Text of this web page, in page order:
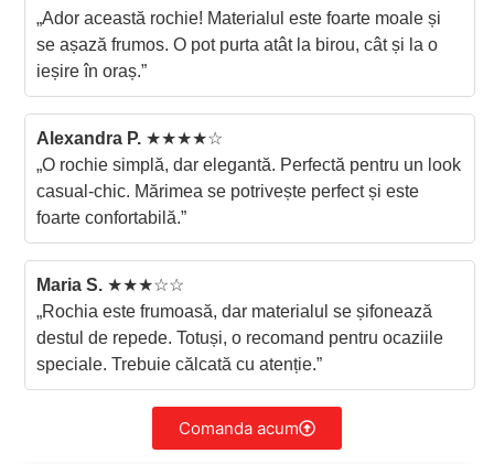
„Ador această rochie! Materialul este foarte moale și
se așază frumos. O pot purta atât la birou, cât și la o
ieșire în oraș.”
Alexandra P. ★★★★☆
„O rochie simplă, dar elegantă. Perfectă pentru un look
casual-chic. Mărimea se potrivește perfect și este
foarte confortabilă.”
Maria S. ★★★☆☆
„Rochia este frumoasă, dar materialul se șifonează
destul de repede. Totuși, o recomand pentru ocaziile
speciale. Trebuie călcată cu atenție.”
Comanda acum